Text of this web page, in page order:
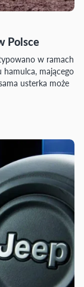
Polsce
w ramach
hamulca, mającego
usterka może